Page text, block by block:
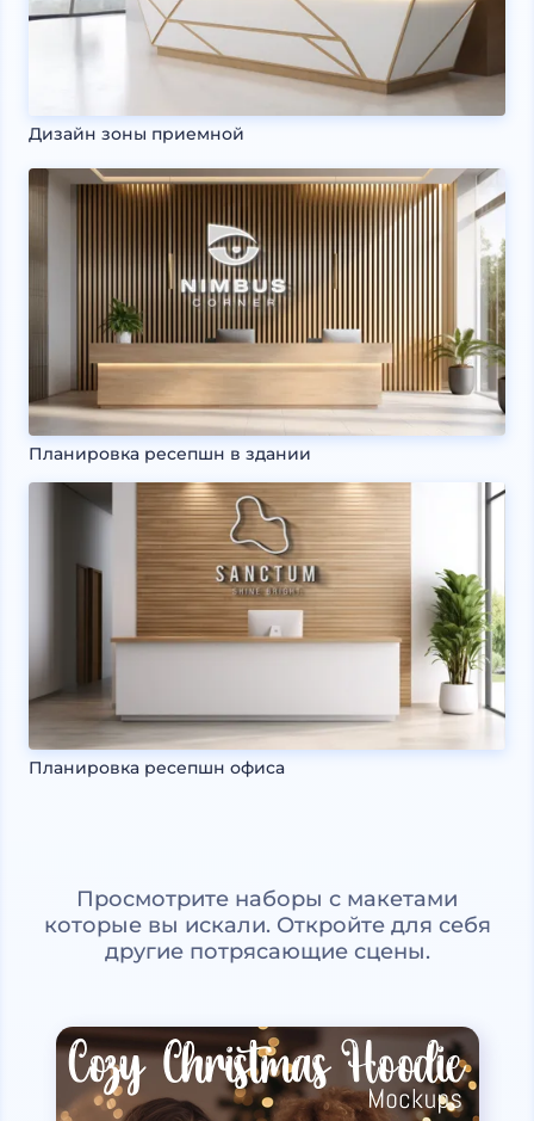
Дизайн зоны приемной
Планировка ресепшн в здании
Планировка ресепшн офиса
Просмотрите наборы с макетами
которые вы искали. Откройте для себя
другие потрясающие сцены.